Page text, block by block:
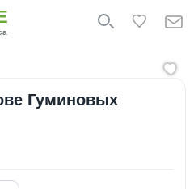
Гуминовых